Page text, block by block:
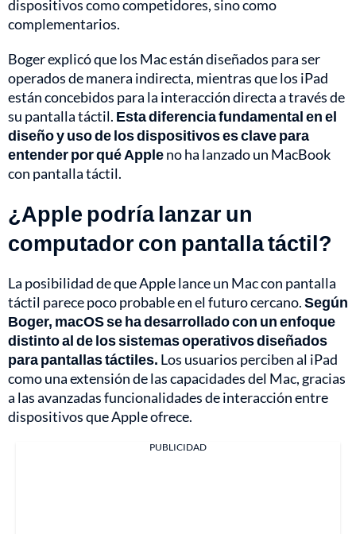
dispositivos como competidores, sino como
complementarios.
Boger explicó que los Mac están diseñados para ser
operados de manera indirecta, mientras que los iPad
están concebidos para la interacción directa a través de
su pantalla táctil. Esta diferencia fundamental en el
diseño y uso de los dispositivos es clave para
entender por qué Appleno ha lanzado un MacBook
con pantalla táctil.
¿Apple podría lanzar un
computador con pantalla táctil?
La posibilidad de que Apple lance un Mac con pantalla
táctil parece poco probable en el futuro cercano.Según
Boger, macOS se ha desarrollado con un enfoque
distinto al de los sistemas operativos diseñados
para pantallas táctiles. Los usuarios perciben al iPad
como una extensión de las capacidades del Mac, gracias
a las avanzadas funcionalidades de interacción entre
dispositivos que Apple ofrece.
PUBLICIDAD